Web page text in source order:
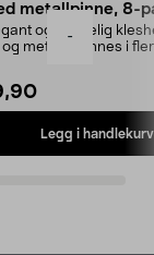
-
metallpinne, 8-
og skikkelig
metall – finnes i
Legg i handlekurv